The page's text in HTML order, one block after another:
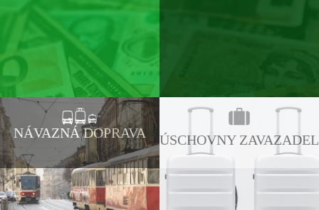
NÁVAZNÁ DOPRAVA ÚSCHOVNY ZAVAZADEL